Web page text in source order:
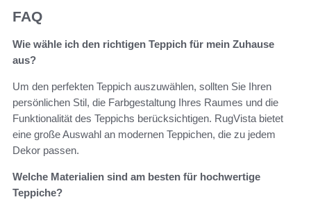
FAQ
Wie wähle ich den richtigen Teppich für mein Zuhause
aus?
Um den perfekten Teppich auszuwählen, sollten Sie Ihren
persönlichen Stil, die Farbgestaltung Ihres Raumes und die
Funktionalität des Teppichs berücksichtigen. RugVista bietet
eine große Auswahl an modernen Teppichen, die zu jedem
Dekor passen.
Welche Materialien sind am besten für hochwertige
Teppiche?